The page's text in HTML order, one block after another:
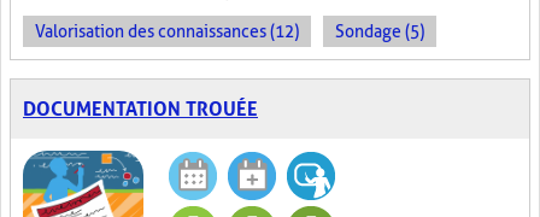
Valorisation des connaissances (12) Sondage (5)
DOCUMENTATION TROUÉE